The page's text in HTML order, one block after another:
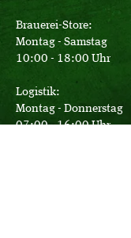
Brauerei-Store:
Montag - Samstag
10:00 - 18:00 Uhr
Logistik:
Montag - Donnerstag
07:00 - 16:00 Uhr